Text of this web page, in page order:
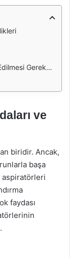
Gerekenler
ve
biridir. Ancak,
başa
aspiratörleri
faydası